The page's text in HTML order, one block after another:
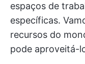
espaços de
específicas.
recursos do
pode aproveitá-